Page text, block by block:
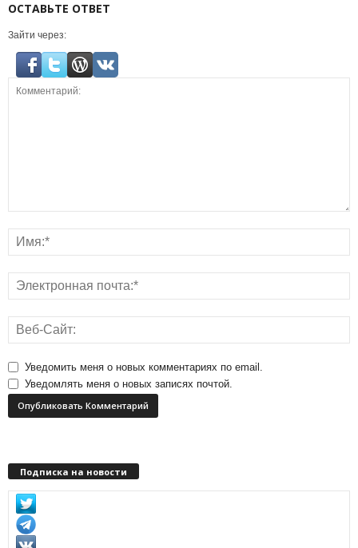
ОСТАВЬТЕ ОТВЕТ
Зайти через:
Уведомить меня о новых комментариях по email.
Уведомлять меня о новых записях почтой.
Подписка на новости